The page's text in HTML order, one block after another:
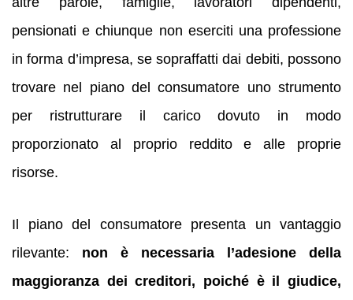
pensionati e chiunque non eserciti una professione
in forma d’impresa, se sopraffatti dai debiti, possono
trovare nel piano del consumatore uno strumento
per ristrutturare il carico dovuto in modo
proporzionato al proprio reddito e alle proprie
risorse.
Il piano del consumatore presenta un vantaggio
rilevante: non è necessaria l’adesione della
maggioranza dei creditori, poiché è il giudice,